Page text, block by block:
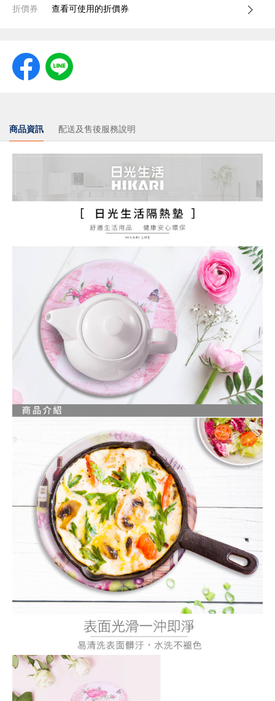
折價券 查看可使用的折價券
商品資訊 配送及售後服務說明